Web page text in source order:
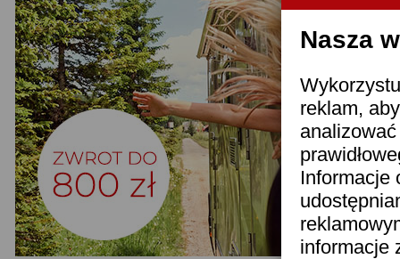
Nasza
reklam,
Informacje
informacje